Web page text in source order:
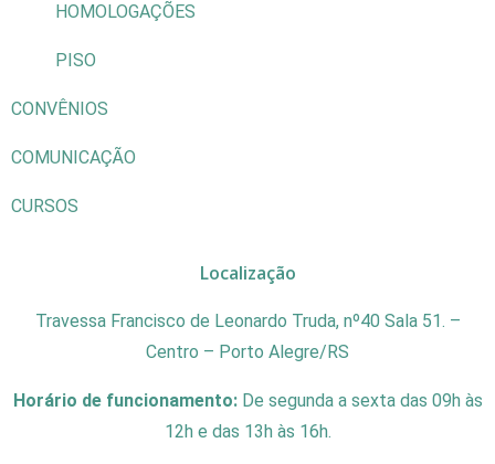
HOMOLOGAÇÕES
PISO
CONVÊNIOS
COMUNICAÇÃO
CURSOS
Localização
Travessa Francisco de Leonardo Truda, nº40 Sala 51. –
Centro – Porto Alegre/RS
Horário de funcionamento: De segunda a sexta das 09h às
12h e das 13h às 16h.